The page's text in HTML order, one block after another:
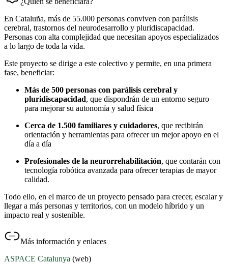
En Cataluña, más de 55.000 personas conviven con parálisis
cerebral, trastornos del neurodesarrollo y pluridiscapacidad.
Personas con alta complejidad que necesitan apoyos especializados
a lo largo de toda la vida.
Este proyecto se dirige a este colectivo y permite, en una primera
fase, beneficiar:
Más de 500 personas con parálisis cerebral y
pluridiscapacidad, que dispondrán de un entorno seguro
para mejorar su autonomía y salud física
Cerca de 1.500 familiares y cuidadores, que recibirán
orientación y herramientas para ofrecer un mejor apoyo en el
día a día
Profesionales de la neurorrehabilitación, que contarán con
tecnología robótica avanzada para ofrecer terapias de mayor
calidad.
Todo ello, en el marco de un proyecto pensado para crecer, escalar y
llegar a más personas y territorios, con un modelo híbrido y un
impacto real y sostenible.
Más información y enlaces
ASPACE Catalunya (web)